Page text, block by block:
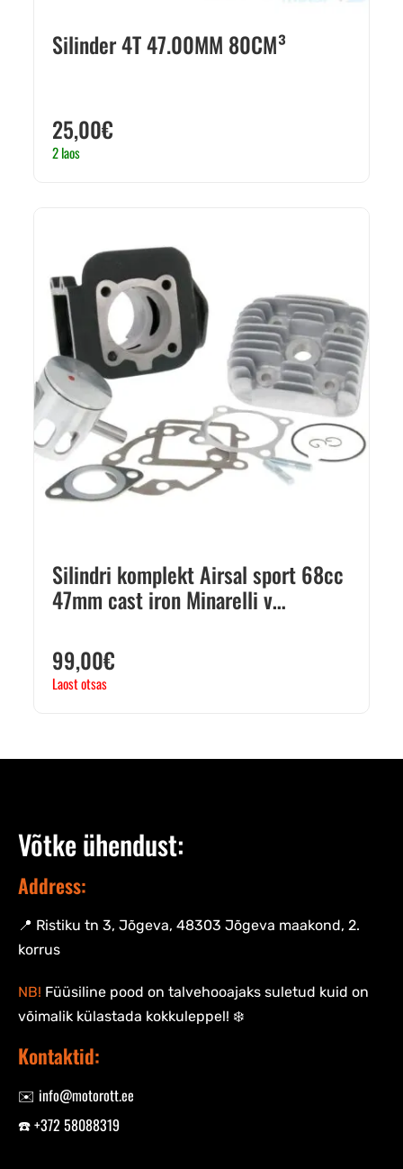
Silinder 4T 47.00MM 80CM³
25,00€
2 laos
Silindri komplekt Airsal sport 68cc
47mm cast iron Minarelli v…
99,00€
Laost otsas
Võtke ühendust:
Address:
📍 Ristiku tn 3, Jõgeva, 48303 Jõgeva maakond, 2.
korrus
NB! Füüsiline pood on talvehooajaks suletud kuid on
võimalik külastada kokkuleppel! ❄️
Kontaktid:
✉️ info@motorott.ee
☎️ +372 58088319